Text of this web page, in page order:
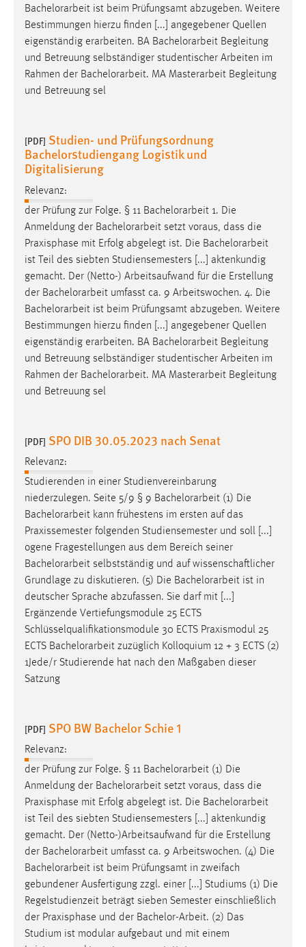
Bachelorarbeit ist beim Prüfungsamt abzugeben. Weitere
Bestimmungen hierzu finden [...] angegebener Quellen
eigenständig erarbeiten. BA Bachelorarbeit Begleitung
und Betreuung selbständiger studentischer Arbeiten im
Rahmen der Bachelorarbeit. MA Masterarbeit Begleitung
und Betreuung sel
[PDF] Studien- und Prüfungsordnung
Bachelorstudiengang Logistik und
Digitalisierung
Relevanz:
der Prüfung zur Folge. § 11 Bachelorarbeit 1. Die
Anmeldung der Bachelorarbeit setzt voraus, dass die
Praxisphase mit Erfolg abgelegt ist. Die Bachelorarbeit
ist Teil des siebten Studiensemesters [...] aktenkundig
gemacht. Der (Netto-) Arbeitsaufwand für die Erstellung
der Bachelorarbeit umfasst ca. 9 Arbeitswochen. 4. Die
Bachelorarbeit ist beim Prüfungsamt abzugeben. Weitere
Bestimmungen hierzu finden [...] angegebener Quellen
eigenständig erarbeiten. BA Bachelorarbeit Begleitung
und Betreuung selbständiger studentischer Arbeiten im
Rahmen der Bachelorarbeit. MA Masterarbeit Begleitung
und Betreuung sel
[PDF] SPO DIB 30.05.2023 nach Senat
Relevanz:
Studierenden in einer Studienvereinbarung
niederzulegen. Seite 5/9 § 9 Bachelorarbeit (1) Die
Bachelorarbeit kann frühestens im ersten auf das
Praxissemester folgenden Studiensemester und soll [...]
ogene Fragestellungen aus dem Bereich seiner
Bachelorarbeit selbstständig und auf wissenschaftlicher
Grundlage zu diskutieren. (5) Die Bachelorarbeit ist in
deutscher Sprache abzufassen. Sie darf mit [...]
Ergänzende Vertiefungsmodule 25 ECTS
Schlüsselqualifikationsmodule 30 ECTS Praxismodul 25
ECTS Bachelorarbeit zuzüglich Kolloquium 12 + 3 ECTS (2)
1Jede/r Studierende hat nach den Maßgaben dieser
Satzung
[PDF] SPO BW Bachelor Schie 1
Relevanz:
der Prüfung zur Folge. § 11 Bachelorarbeit (1) Die
Anmeldung der Bachelorarbeit setzt voraus, dass die
Praxisphase mit Erfolg abgelegt ist. Die Bachelorarbeit
ist Teil des siebten Studiensemesters [...] aktenkundig
gemacht. Der (Netto-)Arbeitsaufwand für die Erstellung
der Bachelorarbeit umfasst ca. 9 Arbeitswochen. (4) Die
Bachelorarbeit ist beim Prüfungsamt in zweifach
gebundener Ausfertigung zzgl. einer [...] Studiums (1) Die
Regelstudienzeit beträgt sieben Semester einschließlich
der Praxisphase und der Bachelor-Arbeit. (2) Das
Studium ist modular aufgebaut und mit einem